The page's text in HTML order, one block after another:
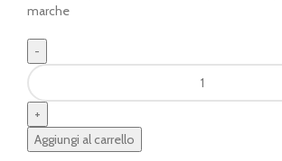
marche
KIT
cilindro
pistone
quantità
Aggiungi al carrello